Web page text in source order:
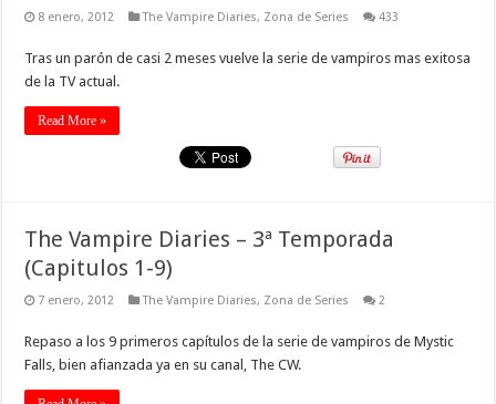
8 enero, 2012 The Vampire Diaries, Zona de Series 433
Tras un parón de casi 2 meses vuelve la serie de vampiros mas exitosa
de la TV actual.
Read More »
The Vampire Diaries – 3ª Temporada
(Capitulos 1-9)
7 enero, 2012 The Vampire Diaries, Zona de Series 2
Repaso a los 9 primeros capítulos de la serie de vampiros de Mystic
Falls, bien afianzada ya en su canal, The CW.